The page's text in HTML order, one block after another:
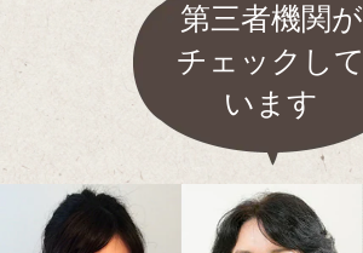
第三者機関が
チェックして
います